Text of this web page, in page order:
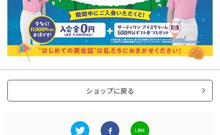
ショップに戻る